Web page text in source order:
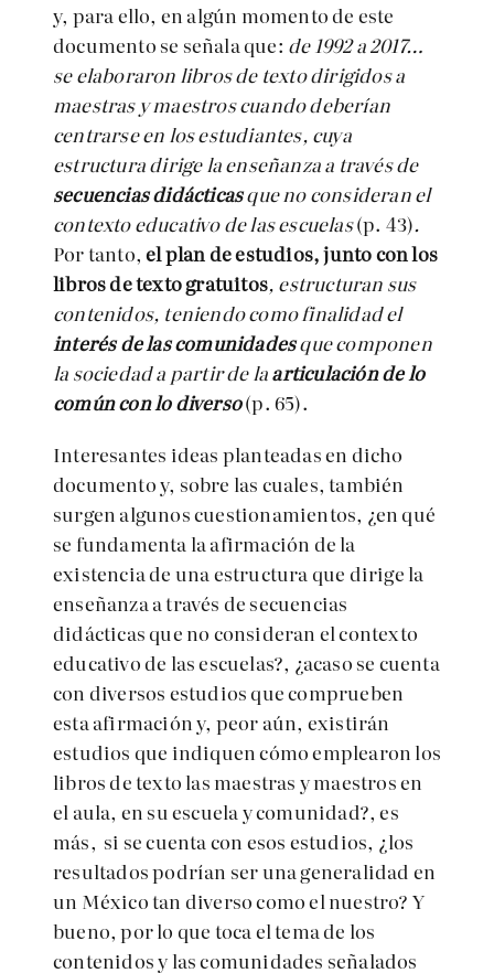
y, para ello, en algún momento de este
documento se señala que: de 1992 a 2017…
se elaboraron libros de texto dirigidos a
maestras y maestros cuando deberían
centrarse en los estudiantes, cuya
estructura dirige la enseñanza a través de
secuencias didácticasque no consideran el
contexto educativo de las escuelas(p. 43).
Por tanto,el plan de estudios, junto con los
libros de texto gratuitos, estructuran sus
contenidos, teniendo como finalidad el
interés de las comunidadesque componen
la sociedad a partir de laarticulación de lo
común con lo diverso(p. 65).
Interesantes ideas planteadas en dicho
documento y, sobre las cuales, también
surgen algunos cuestionamientos, ¿en qué
se fundamenta la afirmación de la
existencia de una estructura que dirige la
enseñanza a través de secuencias
didácticas que no consideran el contexto
educativo de las escuelas?, ¿acaso se cuenta
con diversos estudios que comprueben
esta afirmación y, peor aún, existirán
estudios que indiquen cómo emplearon los
libros de texto las maestras y maestros en
el aula, en su escuela y comunidad?, es
más, si se cuenta con esos estudios, ¿los
resultados podrían ser una generalidad en
un México tan diverso como el nuestro? Y
bueno, por lo que toca el tema de los
contenidos y las comunidades señalados